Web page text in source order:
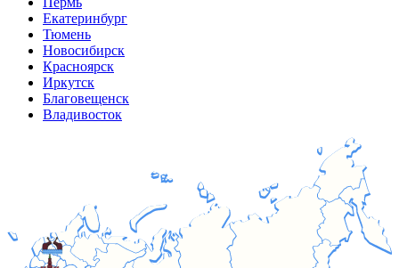
Екатеринбург
Тюмень
Новосибирск
Красноярск
Иркутск
Благовещенск
Владивосток